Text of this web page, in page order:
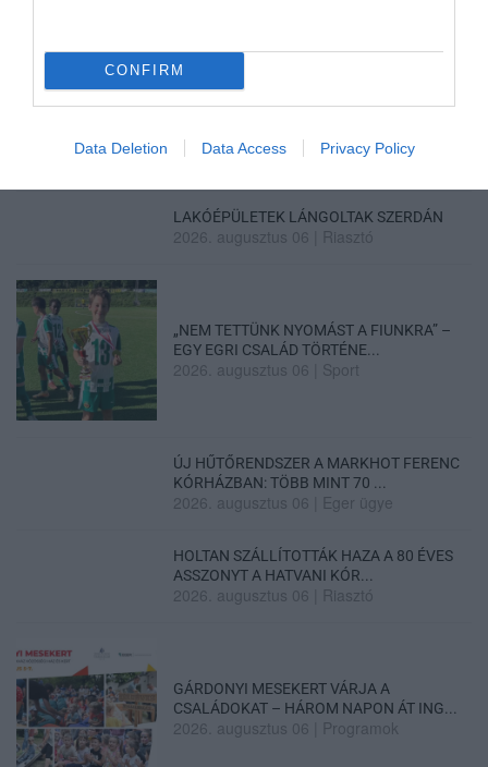
CONFIRM
Data Deletion Data Access Privacy Policy
HÍREK A GARÁZSBÓL: CHERY TIGGO 9
PHEV LUXURY – A KÍNAI PR...
LAKÓÉPÜLETEK LÁNGOLTAK SZERDÁN
2026. augusztus 06 Riasztó
„NEM TETTÜNK NYOMÁST A FIUNKRA” –
EGY EGRI CSALÁD TÖRTÉNE...
2026. augusztus 06 Sport
ÚJ HŰTŐRENDSZER A MARKHOT FERENC
KÓRHÁZBAN: TÖBB MINT 70 ...
2026. augusztus 06 Eger ügye
HOLTAN SZÁLLÍTOTTÁK HAZA A 80 ÉVES
ASSZONYT A HATVANI KÓR...
2026. augusztus 06 Riasztó
GÁRDONYI MESEKERT VÁRJA A
CSALÁDOKAT – HÁROM NAPON ÁT ING...
2026. augusztus 06 Programok